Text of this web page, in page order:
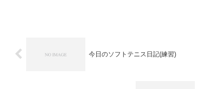
今日のソフトテニス日記(練習)